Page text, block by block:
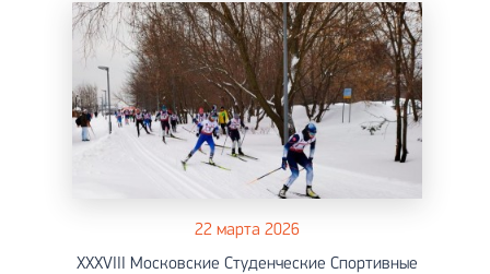
22 марта 2026
XXXVIII Московские Студенческие Спортивные